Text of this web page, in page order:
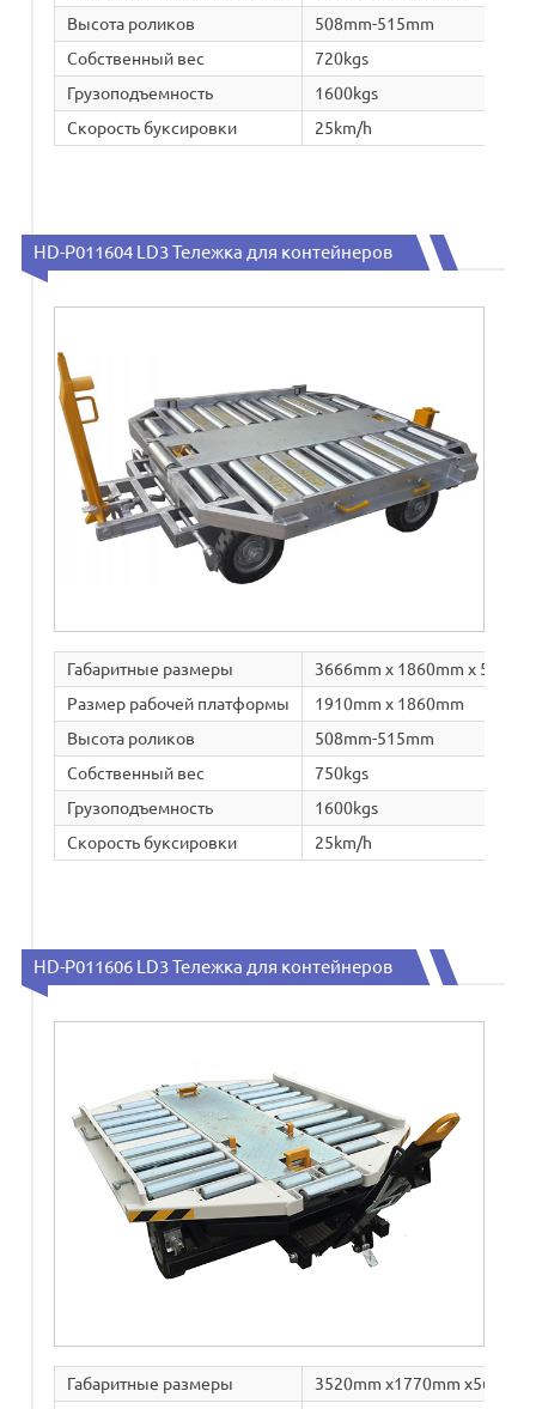
Высота роликов
508mm-515mm
Собственный вес
720kgs
Грузоподъемность
1600kgs
Скорость буксировки
25km/h
HD-P011604 LD3 Тележка для контейнеров
Габаритные размеры
3666mm x 1860mm x 568mm
Размер рабочей платформы
1910mm x 1860mm
Высота роликов
508mm-515mm
Собственный вес
750kgs
Грузоподъемность
1600kgs
Скорость буксировки
25km/h
HD-P011606 LD3 Тележка для контейнеров
Габаритные размеры
3520mm x1770mm x562mm